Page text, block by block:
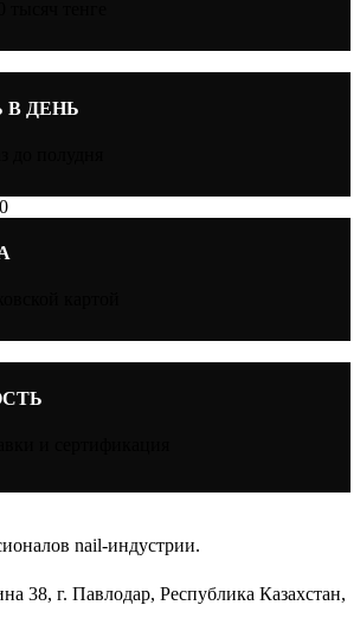
В ДЕНЬ
nail-индустрии.
38, г. Павлодар, Республика Казахстан,